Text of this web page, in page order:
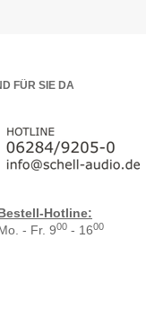
FÜR SIE DA
Hotline:
- Fr. 900 - 1600